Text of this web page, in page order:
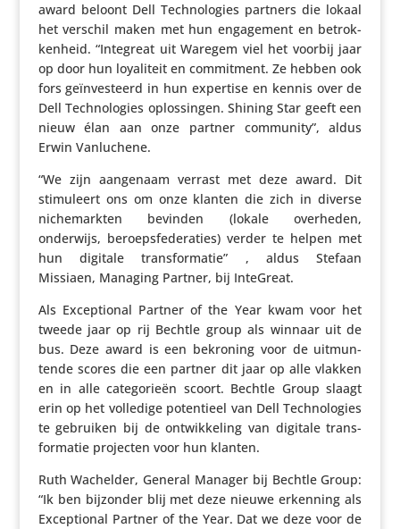
award beloont Dell Tech­no­lo­gies partners die lokaal
het verschil maken met hun enga­ge­ment en betrok­
ken­heid. “Integreat uit Waregem viel het voorbij jaar
op door hun loya­li­teit en commit­ment. Ze hebben ook
fors geïn­ves­teerd in hun expertise en kennis over de
Dell Tech­no­lo­gies oplos­singen. Shining Star geeft een
nieuw élan aan onze partner community”, aldus
Erwin Vanluchene.
“We zijn aangenaam verrast met deze award. Dit
stimu­leert ons om onze klanten die zich in diverse
niche­markten bevinden (lokale overheden,
onderwijs, beroeps­fe­de­ra­ties) verder te helpen met
hun digitale trans­for­matie” , aldus Stefaan
Missiaen, Managing Partner, bij InteGreat.
Als Excep­ti­onal Partner of the Year kwam voor het
tweede jaar op rij Bechtle group als winnaar uit de
bus. Deze award is een bekroning voor de uitmun­
tende scores die een partner dit jaar op alle vlakken
en in alle cate­go­rieën scoort. Bechtle Group slaagt
erin op het volledige poten­tieel van Dell Tech­no­lo­gies
te gebruiken bij de ontwik­ke­ling van digitale trans­
for­matie projecten voor hun klanten.
Ruth Wachelder, General Manager bij Bechtle Group:
“Ik ben bijzonder blij met deze nieuwe erkenning als
Excep­ti­onal Partner of the Year. Dat we deze voor de